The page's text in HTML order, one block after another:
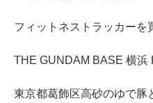
フィットネストラッカーを
THE GUNDAM BASE 横浜
東京都葛飾区高砂のゆで豚